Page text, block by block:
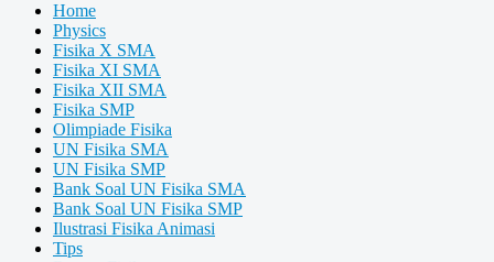
Home
Physics
Fisika X SMA
Fisika XI SMA
Fisika XII SMA
Fisika SMP
Olimpiade Fisika
UN Fisika SMA
UN Fisika SMP
Bank Soal UN Fisika SMA
Bank Soal UN Fisika SMP
Ilustrasi Fisika Animasi
Tips